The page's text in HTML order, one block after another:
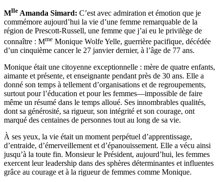
Mlle Amanda Simard: C’est avec admiration et émotion que je
commémore aujourd’hui la vie d’une femme remarquable de la
région de Prescott-Russell, une femme que j’ai eu le privilège de
connaître : Mme Monique Wolfe Yelle, guerrière pacifique, décédée
d’un cinquième cancer le 27 janvier dernier, à l’âge de 77 ans.
Monique était une citoyenne exceptionnelle : mère de quatre enfants,
aimante et présente, et enseignante pendant près de 30 ans. Elle a
donné son temps à tellement d’organisations et de regroupements,
surtout pour l’éducation et pour les femmes—impossible de faire
même un résumé dans le temps alloué. Ses innombrables qualités,
dont sa générosité, sa rigueur, son intégrité et son courage, ont
marqué des centaines de personnes tout au long de sa vie.
À ses yeux, la vie était un moment perpétuel d’apprentissage,
d’entraide, d’émerveillement et d’épanouissement. Elle a vécu ainsi
jusqu’à la toute fin. Monsieur le Président, aujourd’hui, les femmes
exercent leur leadership dans des sphères déterminantes et influentes
grâce au courage et à la rigueur de femmes comme Monique.